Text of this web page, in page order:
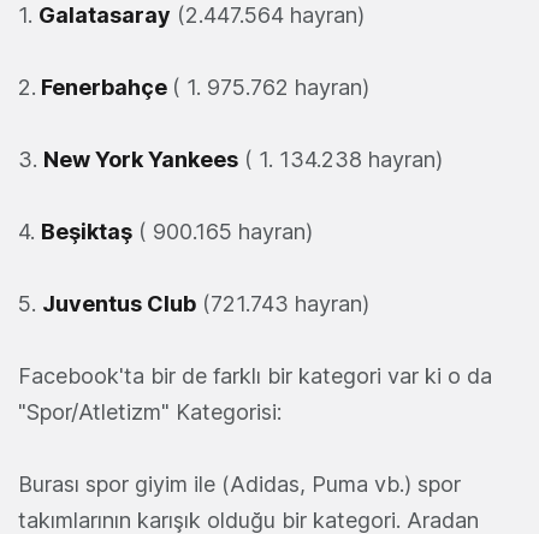
1. Galatasaray (2.447.564 hayran)
2. Fenerbahçe ( 1. 975.762 hayran)
3. New York Yankees ( 1. 134.238 hayran)
4. Beşiktaş ( 900.165 hayran)
5. Juventus Club (721.743 hayran)
Facebook'ta bir de farklı bir kategori var ki o da
"Spor/Atletizm" Kategorisi:
Burası spor giyim ile (Adidas, Puma vb.) spor
takımlarının karışık olduğu bir kategori. Aradan